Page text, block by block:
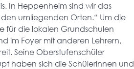
In Heppenheim sind wir das
umliegenden Orten.“ Um die
für die lokalen Grundschulen
im Foyer mit anderen Lehrern,
Seine Oberstufenschüler
haben sich die Schülerinnen und